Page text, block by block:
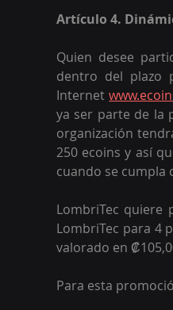
Artículo 4.
Quien desee
dentro del plazo
Internet
ya ser parte de la
organización
250 ecoins y así
cuando se cumpla
LombriTec quiere
LombriTec para 4
valorado en
Para esta